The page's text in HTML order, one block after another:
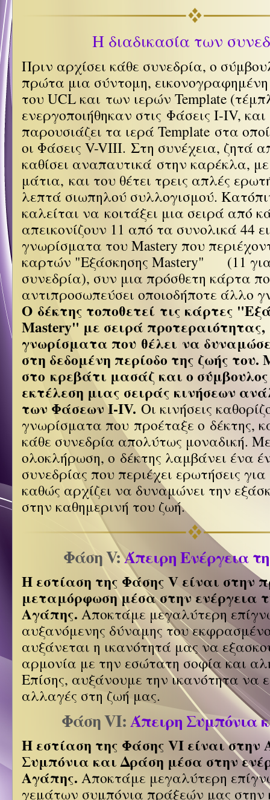
Η διαδικασία των
Πριν αρχίσει κάθε συνεδρία, ο
πρώτα μια σύντομη,
του UCL και των ιερών Template (
ενεργοποιήθηκαν στις Φάσεις I-IV,
παρουσιάζει τα ιερά Template στα
οι Φάσεις V-VIII. Στη συνέχεια, ζητά
καθίσει αναπαυτικά στην καρέκλα,
μάτια, και του θέτει τρεις απλές
λεπτά σιωπηλού συλλογισμού.
καλείται να κοιτάξει μια σειρά από
απεικονίζουν 11 από τα συνολικά 44
γνωρίσματα του Mastery που
καρτών "Εξάσκησης Mastery" (11
συνεδρία), συν μια πρόσθετη κάρτα
αντιπροσωπεύσει οποιοδήποτε άλλο
Ο δέκτης τοποθετεί τις κάρτες
Mastery" με σειρά προτεραιότητας,
γνωρίσματα που θέλει να
στη δεδομένη περίοδο της ζωής
στο κρεβάτι μασάζ και ο
εκτέλεση μιας σειράς κινήσεων
των Φάσεων I-IV. Οι κινήσεις
γνωρίσματα που προέταξε ο δέκτης,
κάθε συνεδρία απολύτως μοναδική.
ολοκλήρωση, ο δέκτης λαμβάνει ένα
συνεδρίας που περιέχει ερωτήσεις
καθώς αρχίζει να δυναμώνει την
στην καθημερινή του ζωή.
Φάση V:Άπειρη Ενέργεια
Η εστίαση της Φάσης V είναι στην
μεταμόρφωση μέσα στην ενέργεια
Αγάπης. Αποκτάμε μεγαλύτερη
αυξανόμενης δύναμης του
αυξάνεται η ικανότητά μας να
αρμονία με την εσώτατη σοφία και
Επίσης, αυξάνουμε την ικανότητα να
αλλαγές στη ζωή μας.
Φάση VI:Άπειρη Συμπόνια
Η εστίαση της Φάσης VI είναι στην
Συμπόνια και Δράση μέσα στην
Αγάπης. Αποκτάμε μεγαλύτερη
γεμάτων συμπόνια πράξεών μας στην